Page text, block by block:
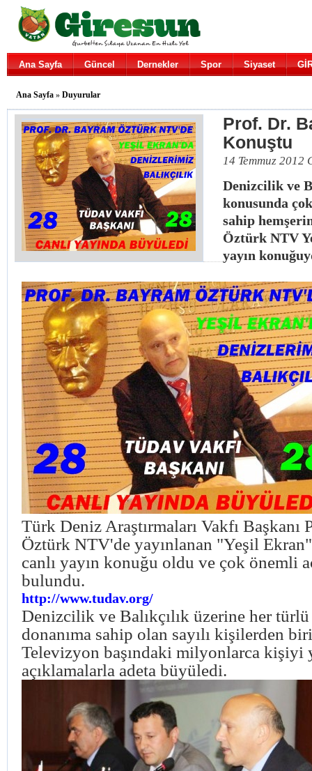
Ana Sayfa Güncel Dernekler Spor Siyaset
Ana Sayfa » Duyurular
Prof. Dr.
Konuştu
14 Temmuz 2012
Denizcilik ve
konusunda
sahip
Öztürk NTV
yayın
Türk Deniz Araştırmaları Vakfı Başkanı
Öztürk NTV'de yayınlanan "Yeşil Ekran"
canlı yayın konuğu oldu ve çok önemli
bulundu.
http://www.tudav.org/
Denizcilik ve Balıkçılık üzerine her
donanıma sahip olan sayılı kişilerden
Televizyon başındaki milyonlarca kişiyi
açıklamalarla adeta büyüledi.